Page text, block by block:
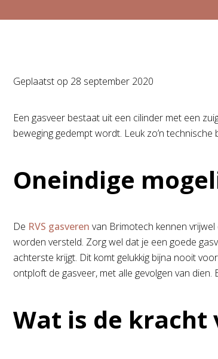
Geplaatst op 28 september 2020
Een gasveer bestaat uit een cilinder met een
beweging gedempt wordt. Leuk zo’n
Oneindige
De RVS gasveren van Brimotech kennen
worden versteld. Zorg wel dat je een goede
achterste krijgt. Dit komt gelukkig bijna nooit
ontploft de gasveer, met alle gevolgen van
Wat is de kracht